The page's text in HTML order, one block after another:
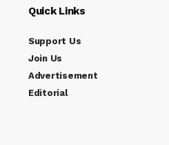
Quick Links
Support Us
Join Us
Advertisement
Editorial